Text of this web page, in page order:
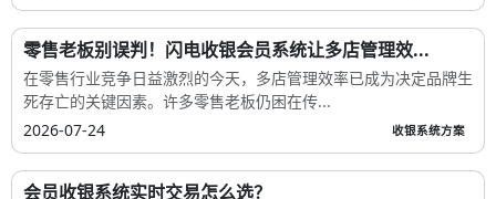
零售老板别误判！闪电收银会员系统让多店管理效...
在零售行业竞争日益激烈的今天，多店管理效率已成为决定品牌生
死存亡的关键因素。许多零售老板仍困在传...
2026-07-24
收银系统方案
会员收银系统实时交易怎么选？